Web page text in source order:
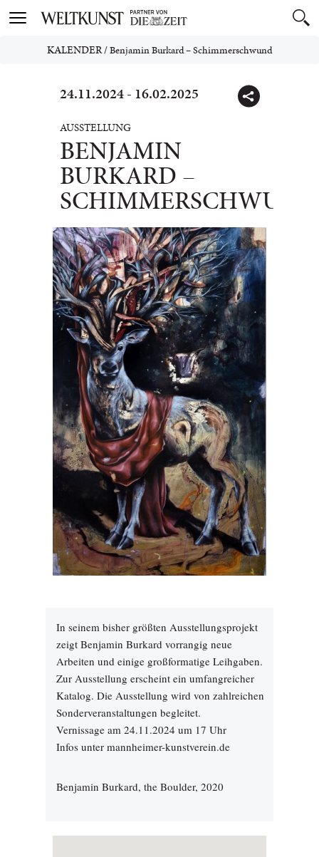
Toggle
KALENDER/Benjamin Burkard – Schimmerschwund
24.11.2024 - 16.02.2025
AUSSTELLUNG
BENJAMIN
BURKARD –
SCHIMMERSCHWUND
In seinem bisher größten Ausstellungsprojekt
zeigt Benjamin Burkard vorrangig neue
Arbeiten und einige großformatige Leihgaben.
Zur Ausstellung erscheint ein umfangreicher
Katalog. Die Ausstellung wird von zahlreichen
Sonderveranstaltungen begleitet.
Vernissage am 24.11.2024 um 17 Uhr
Infos unter mannheimer-kunstverein.de
Benjamin Burkard, the Boulder, 2020